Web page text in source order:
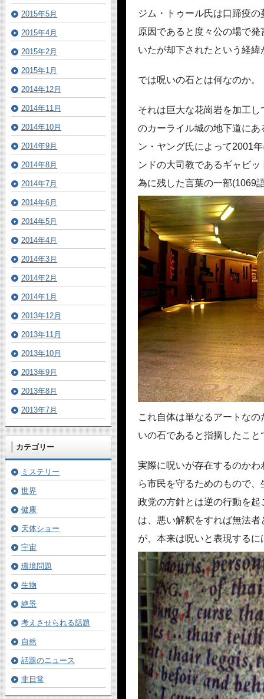
ジム・トゥール氏は口蹄疫
原因であると度々公の場で
いたが却下されたという経緯
では呪いの石とは何なのか。
それは巨大な花崗岩を加工
のカーライル城の地下道に
ン・ヤング氏によって2001
ンドの大司教であるギャビ
為に残した言葉の一部(1069
これ自体は単なるアートな
いの石であると指摘したこ
実際に呪いが存在するのか
ら市民を守るためのもので
政党の方針とは逆の行動を
は、悪い解釈をすれば無法
が、本来は呪いと表現する
2015年5月
2015年4月
2015年2月
2015年1月
2014年12月
2014年11月
2014年10月
2014年9月
2014年8月
2014年7月
2014年6月
2014年5月
2014年4月
2014年3月
2014年2月
2014年1月
2013年12月
2013年11月
2013年10月
2013年9月
2013年8月
2013年7月
カテゴリー
ミステリー
世界
健康
天体ショー
宇宙
環境問題
生物
絶景
考えさせられる話題
自然
話題のニュース
非日常